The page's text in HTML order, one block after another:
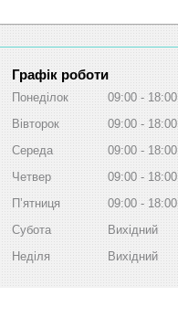
Графік роботи
Понеділок 09:00
18:00
Вівторок
09:00
18:00
Середа
09:00
18:00
Четвер
09:00
18:00
Пʼятниця
09:00
18:00
Субота
Вихідний
Неділя
Вихідний